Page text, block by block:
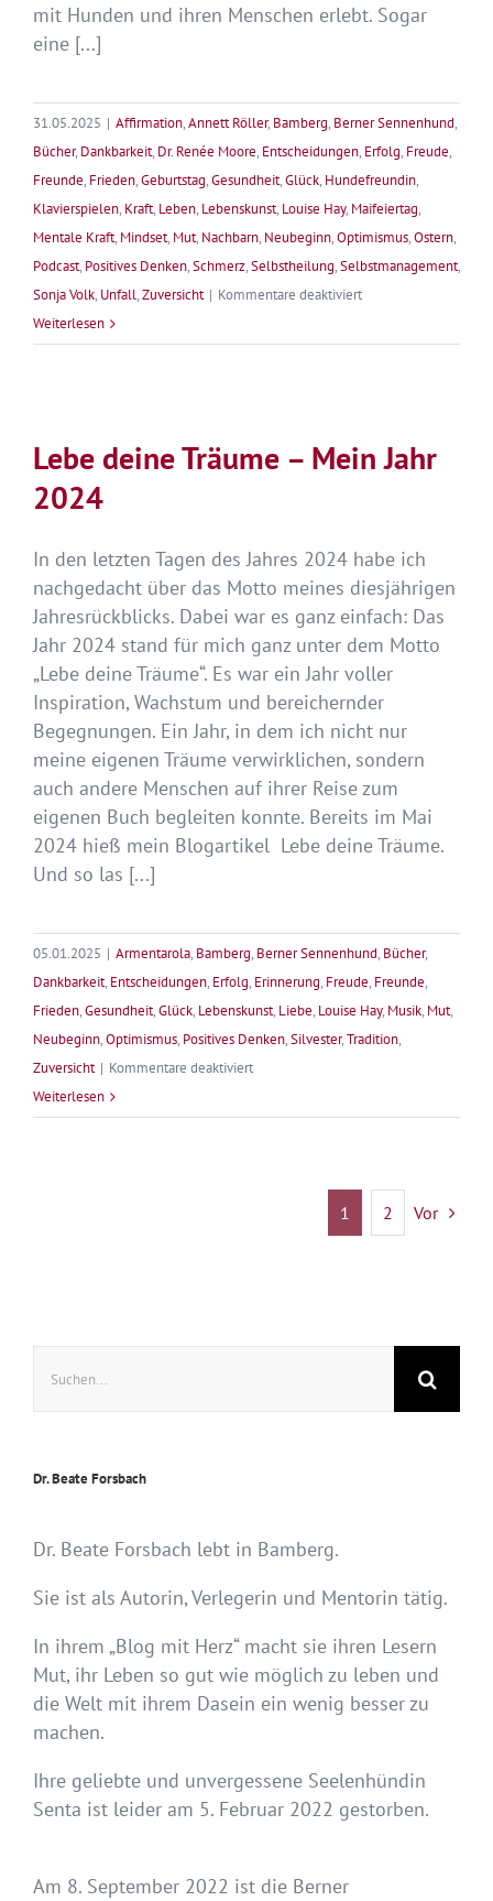
mit Hunden und ihren Menschen erlebt. Sogar
eine [...]
31.05.2025 | Affirmation,Annett Röller, Bamberg, Berner Sennenhund,
Bücher, Dankbarkeit, Dr. Renée Moore, Entscheidungen, Erfolg, Freude,
Freunde, Frieden,Geburtstag,Gesundheit,Glück, Hundefreundin,
Klavierspielen, Kraft, Leben, Lebenskunst, Louise Hay, Maifeiertag,
Mentale Kraft, Mindset, Mut, Nachbarn, Neubeginn,Optimismus,Ostern,
Podcast, Positives Denken,Schmerz,Selbstheilung,Selbstmanagement,
Sonja Volk, Unfall,Zuversicht | Kommentare deaktiviertfür
–
Weiterlesen
Lebe deine Träume – Mein Jahr
2024
In den letzten Tagen des Jahres 2024 habe ich
nachgedacht über das Motto meines diesjährigen
Jahresrückblicks. Dabei war es ganz einfach: Das
Jahr 2024 stand für mich ganz unter dem Motto
„Lebe deine Träume“. Es war ein Jahr voller
Inspiration, Wachstum und bereichernder
Begegnungen. Ein Jahr, in dem ich nicht nur
meine eigenen Träume verwirklichen, sondern
auch andere Menschen auf ihrer Reise zum
eigenen Buch begleiten konnte. Bereits im Mai
2024 hieß mein Blogartikel Lebe deine Träume.
Und so las [...]
05.01.2025 | Armentarola, Bamberg, Berner Sennenhund, Bücher,
Dankbarkeit, Entscheidungen, Erfolg, Erinnerung, Freude, Freunde,
Frieden,Gesundheit,Glück, Lebenskunst, Liebe, Louise Hay, Musik, Mut,
Neubeginn,Optimismus, Positives Denken,Silvester,Tradition,
Zuversicht | Kommentare deaktiviertfür
deine
Weiterlesen
1 2 Vor
nach:
Dr. Beate Forsbach
Dr. Beate Forsbach lebt in Bamberg.
Sie ist als Autorin, Verlegerin und Mentorin tätig.
In ihrem „Blog mit Herz“ macht sie ihren Lesern
Mut, ihr Leben so gut wie möglich zu leben und
die Welt mit ihrem Dasein ein wenig besser zu
machen.
Ihre geliebte und unvergessene Seelenhündin
Senta ist leider am 5. Februar 2022 gestorben.
Am 8. September 2022 ist die Berner